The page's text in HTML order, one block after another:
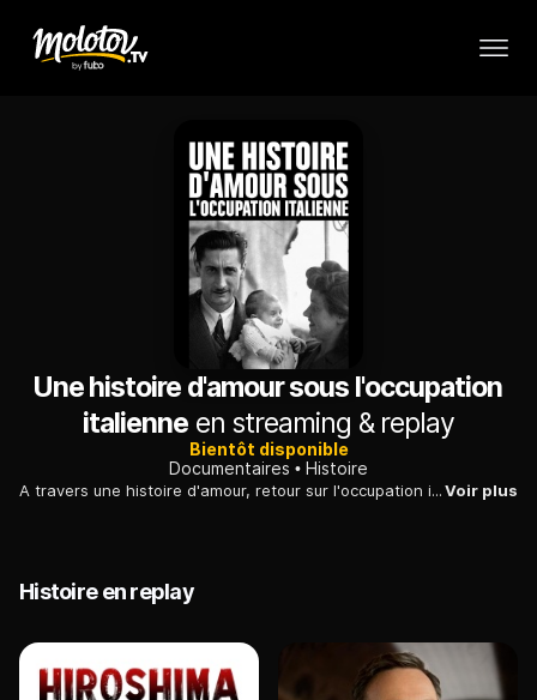
Une histoire d'amour sous l'occupation
italienne en streaming & replay
Bientôt disponible
Documentaires
Histoire
A travers une histoire d'amour, retour sur l'occupation italienne en France et le refuge que constituèrent alors les Alpes pour des Juifs d'Europe centrale.Voir plus
Histoire en replay